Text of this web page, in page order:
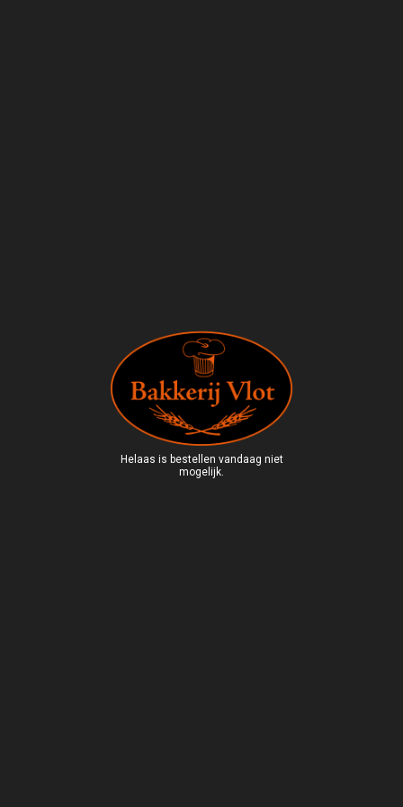
Helaas is bestellen vandaag niet
mogelijk.